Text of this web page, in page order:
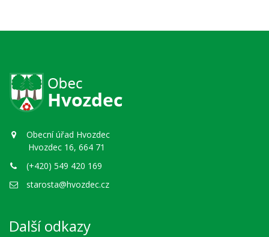
Obecní úřad Hvozdec
Hvozdec 16, 664 71
(+420) 549 420 169
starosta@hvozdec.cz
Další odkazy